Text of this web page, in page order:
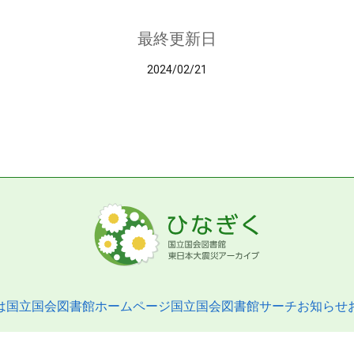
最終更新日
2024/02/21
国立国会図書館ホームページ国立国会図書館サーチお知らせ